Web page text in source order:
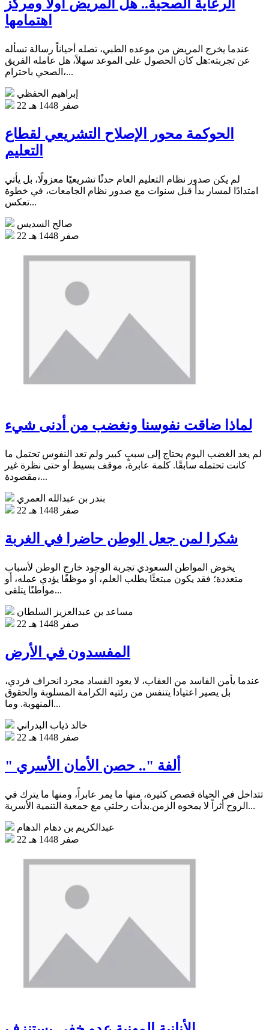
الرعاية الصحية.. هل المريض أولا ومركز
اهتمامها
عندما يخرج المريض من موعده الطبي، تصله أحياناً رسالة تسأله
عن تجربته:هل كان الحصول على الموعد سهلاً، هل عامله الفريق
الصحي باحترام،...
إبراهيم الحفظي
22 صفر 1448 هـ
الحوكمة محور الإصلاح التشريعي لقطاع
التعليم
لم يكن صدور نظام التعليم العام حدثًا تشريعيًا معزولًا، بل يأتي
امتدادًا لمسار بدأ قبل سنوات مع صدور نظام الجامعات، في خطوة
تعكس...
صالح السديس
22 صفر 1448 هـ
لماذا ضاقت نفوسنا ونغضب من أدنى شيء
لم يعد الغضب اليوم يحتاج إلى سببٍ كبير ولم تعد النفوس تحتمل ما
كانت تحتمله سابقًا. كلمة عابرة، موقف بسيط أو حتى نظرة غير
مقصودة،...
بندر بن عبدالله العمري
22 صفر 1448 هـ
شكرا لمن جعل الوطن حاضرا في الغربة
يخوض المواطن السعودي تجربة الوجود خارج الوطن لأسباب
متعددة؛ فقد يكون مبتعثًا يطلب العلم، أو موظفًا يؤدي عمله، أو
مواطنًا يتلقى...
مساعد بن عبدالعزيز السلطان
22 صفر 1448 هـ
المفسدون في الأرض
عندما يأمن الفاسد من العقاب، لا يعود الفساد مجرد انحراف فردي،
بل يصير اعتيادا يتنفس من رئتيه الكرامة المسلوبة والحقوق
المنهوبة. وما...
خالد ذياب البدراني
22 صفر 1448 هـ
" ألفة ".. حصن الأمان الأسري
تتداخل في الحياة قصص كثيرة، منها ما يمر عابراً، ومنها ما يترك في
الروح أثراً لا يمحوه الزمن.بدأت رحلتي مع جمعية التنمية الأسرية...
عبدالكريم بن دهام الدهام
22 صفر 1448 هـ